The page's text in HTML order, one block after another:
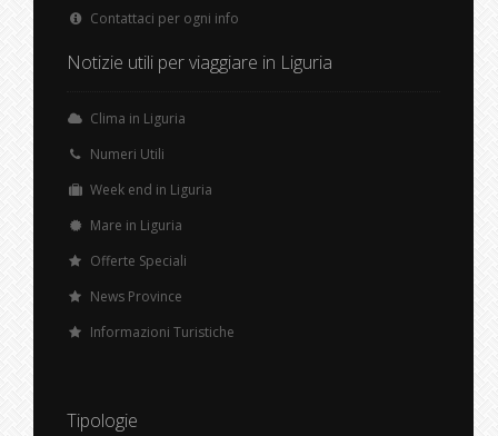
Contattaci per ogni info
Notizie utili per viaggiare in Liguria
Clima in Liguria
Numeri Utili
Week end in Liguria
Mare in Liguria
Offerte Speciali
News Province
Informazioni Turistiche
Tipologie